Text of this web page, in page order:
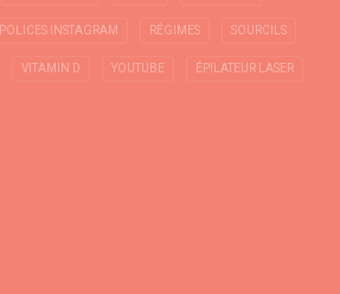
POLICES INSTAGRAM RÉGIMES SOURCILS
VITAMIN D YOUTUBE ÉPILATEUR LASER